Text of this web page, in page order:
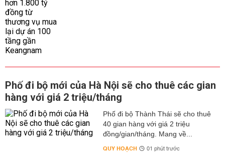
Phố đi bộ mới của Hà Nội sẽ cho thuê các gian
hàng với giá 2 triệu/tháng
Phố đi bộ Thành Thái sẽ cho thuê
40 gian hàng với giá 2 triệu
đồng/gian/tháng. Mang về...
QUY HOẠCH 01 phút trước